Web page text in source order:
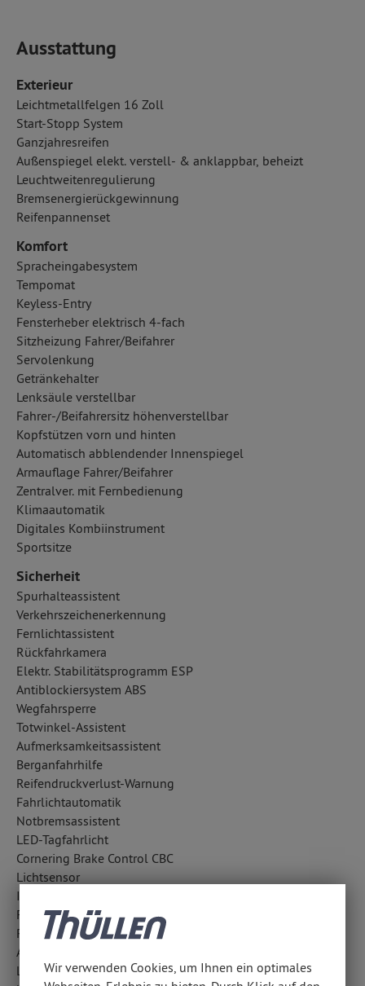
Ausstattung
Exterieur
Leichtmetallfelgen 16 Zoll
Start-Stopp System
Ganzjahresreifen
Außenspiegel elekt. verstell- & anklappbar, beheizt
Leuchtweitenregulierung
Bremsenergierückgewinnung
Reifenpannenset
Komfort
Spracheingabesystem
Tempomat
Keyless-Entry
Fensterheber elektrisch 4-fach
Sitzheizung Fahrer/Beifahrer
Servolenkung
Getränkehalter
Lenksäule verstellbar
Fahrer-/Beifahrersitz höhenverstellbar
Kopfstützen vorn und hinten
Automatisch abblendender Innenspiegel
Armauflage Fahrer/Beifahrer
Zentralver. mit Fernbedienung
Klimaautomatik
Digitales Kombiinstrument
Sportsitze
Sicherheit
Spurhalteassistent
Verkehrszeichenerkennung
Fernlichtassistent
Rückfahrkamera
Elektr. Stabilitätsprogramm ESP
Antiblockiersystem ABS
Wegfahrsperre
Totwinkel-Assistent
Aufmerksamkeitsassistent
Berganfahrhilfe
Reifendruckverlust-Warnung
Fahrlichtautomatik
Notbremsassistent
LED-Tagfahrlicht
Cornering Brake Control CBC
Lichtsensor
ISOFIX Kindersitzbefestigung
Fahrerassistenzpaket
Regensensor
Außentemperatur Anzeige
LED-Scheinwerfer
Wir verwenden Cookies, um Ihnen ein optimales